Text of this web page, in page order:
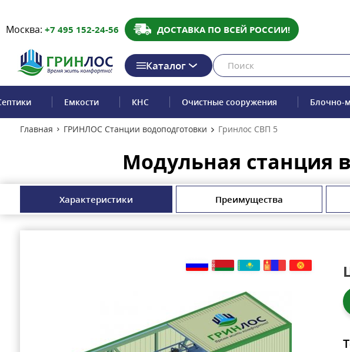
Москва: +7 495 152-24-56 ДОСТАВКА ПО ВСЕЙ РОССИИ!
Каталог
Емкости КНС Очистные сооружения Блочно-
Главная ГРИНЛОС Станции водоподготовки Гринлос СВП 5
Модульная станция
Характеристики Преимущества